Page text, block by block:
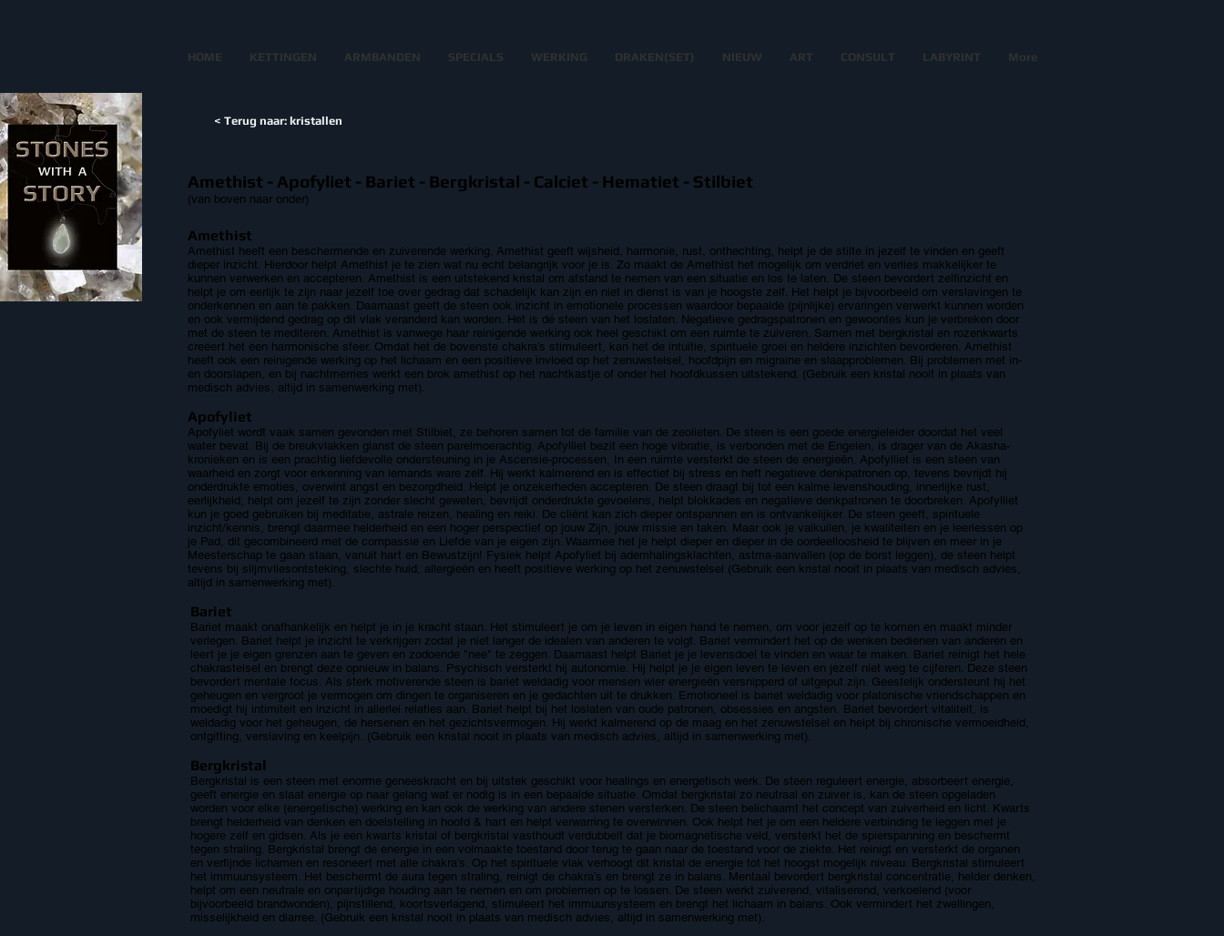
HOME KETTINGEN ARMBANDEN SPECIALS WERKING DRAKEN(SET) NIEUW ART CONSULT LABYRINT More
< Terug naar: kristallen
Amethist - Apofyliet - Bariet - Bergkristal - Calciet - Hematiet - Stilbiet
(van boven naar onder)
Amethist
Amethist heeft een beschermende en zuiverende werking. Amethist geeft wijsheid, harmonie, rust, onthechting, helpt je de stilte in jezelf te vinden en geeft
dieper inzicht. Hierdoor helpt Amethist je te zien wat nu echt belangrijk voor je is. Zo maakt de Amethist het mogelijk om verdriet en verlies makkelijker te
kunnen verwerken en accepteren. Amethist is een uitstekend kristal om afstand te nemen van een situatie en los te laten. De steen bevordert zelfinzicht en
helpt je om eerlijk te zijn naar jezelf toe over gedrag dat schadelijk kan zijn en niet in dienst is van je hoogste zelf. Het helpt je bijvoorbeeld om verslavingen te
onderkennen en aan te pakken. Daarnaast geeft de steen ook inzicht in emotionele processen waardoor bepaalde (pijnlijke) ervaringen verwerkt kunnen worden
en ook vermijdend gedrag op dit vlak veranderd kan worden. Het is dé steen van het loslaten. Negatieve gedragspatronen en gewoontes kun je verbreken door
met de steen te mediteren. Amethist is vanwege haar reinigende werking ook heel geschikt om een ruimte te zuiveren. Samen met bergkristal en rozenkwarts
creëert het een harmonische sfeer. Omdat het de bovenste chakra’s stimuleert, kan het de intuïtie, spirituele groei en heldere inzichten bevorderen. Amethist
heeft ook een reinigende werking op het lichaam en een positieve invloed op het zenuwstelsel, hoofdpijn en migraine en slaapproblemen. Bij problemen met in-
en doorslapen, en bij nachtmerries werkt een brok amethist op het nachtkastje of onder het hoofdkussen uitstekend. (Gebruik een kristal nooit in plaats van
medisch advies, altijd in samenwerking met).
Apofyliet
Apofyliet wordt vaak samen gevonden met Stilbiet, ze behoren samen tot de familie van de zeolieten. De steen is een goede energieleider doordat het veel
water bevat. Bij de breukvlakken glanst de steen parelmoerachtig. Apofylliet bezit een hoge vibratie, is verbonden met de Engelen, is drager van de Akasha-
kronieken en is een prachtig liefdevolle ondersteuning in je Ascensie-processen, In een ruimte versterkt de steen de energieën. Apofylliet is een steen van
waarheid en zorgt voor erkenning van iemands ware zelf. Hij werkt kalmerend en is effectief bij stress en heft negatieve denkpatronen op, tevens bevrijdt hij
onderdrukte emoties, overwint angst en bezorgdheid. Helpt je onzekerheden accepteren. De steen draagt bij tot een kalme levenshouding, innerlijke rust,
eerlijkheid, helpt om jezelf te zijn zonder slecht geweten, bevrijdt onderdrukte gevoelens, helpt blokkades en negatieve denkpatronen te doorbreken. Apofylliet
kun je goed gebruiken bij meditatie, astrale reizen, healing en reiki. De cliënt kan zich dieper ontspannen en is ontvankelijker. De steen geeft, spirituele
inzicht/kennis, brengt daarmee helderheid en een hoger perspectief op jouw Zijn, jouw missie en taken. Maar ook je valkuilen, je kwaliteiten en je leerlessen op
je Pad, dit gecombineerd met de compassie en Liefde van je eigen zijn. Waarmee het je helpt dieper en dieper in de oordeelloosheid te blijven en meer in je
Meesterschap te gaan staan, vanuit hart en Bewustzijn! Fysiek helpt Apofyliet bij ademhalingsklachten, astma-aanvallen (op de borst leggen), de steen helpt
tevens bij slijmvliesontsteking, slechte huid, allergieën en heeft positieve werking op het zenuwstelsel (Gebruik een kristal nooit in plaats van medisch advies,
altijd in samenwerking met).
Bariet
Bariet maakt onafhankelijk en helpt je in je kracht staan. Het stimuleert je om je leven in eigen hand te nemen, om voor jezelf op te komen en maakt minder
verlegen. Bariet helpt je inzicht te verkrijgen zodat je niet langer de idealen van anderen te volgt. Bariet vermindert het op de wenken bedienen van anderen en
leert je je eigen grenzen aan te geven en zodoende "nee" te zeggen. Daarnaast helpt Bariet je je levensdoel te vinden en waar te maken. Bariet reinigt het hele
chakrastelsel en brengt deze opnieuw in balans. Psychisch versterkt hij autonomie. Hij helpt je je eigen leven te leven en jezelf niet weg te cijferen. Deze steen
bevordert mentale focus. Als sterk motiverende steen is bariet weldadig voor mensen wier energieën versnipperd of uitgeput zijn. Geestelijk ondersteunt hij het
geheugen en vergroot je vermogen om dingen te organiseren en je gedachten uit te drukken. Emotioneel is bariet weldadig voor platonische vriendschappen en
moedigt hij intimiteit en inzicht in allerlei relaties aan. Bariet helpt bij het loslaten van oude patronen, obsessies en angsten. Bariet bevordert vitaliteit, is
weldadig voor het geheugen, de hersenen en het gezichtsvermogen. Hij werkt kalmerend op de maag en het zenuwstelsel en helpt bij chronische vermoeidheid,
ontgifting, verslaving en keelpijn. (Gebruik een kristal nooit in plaats van medisch advies, altijd in samenwerking met).
Bergkristal
Bergkristal is een steen met enorme geneeskracht en bij uitstek geschikt voor healings en energetisch werk. De steen reguleert energie, absorbeert energie,
geeft energie en slaat energie op naar gelang wat er nodig is in een bepaalde situatie. Omdat bergkristal zo neutraal en zuiver is, kan de steen opgeladen
worden voor elke (energetische) werking en kan ook de werking van andere stenen versterken. De steen belichaamt het concept van zuiverheid en licht. Kwarts
brengt helderheid van denken en doelstelling in hoofd & hart en helpt verwarring te overwinnen. Ook helpt het je om een heldere verbinding te leggen met je
hogere zelf en gidsen. Als je een kwarts kristal of bergkristal vasthoudt verdubbelt dat je biomagnetische veld, versterkt het de spierspanning en beschermt
tegen straling. Bergkristal brengt de energie in een volmaakte toestand door terug te gaan naar de toestand voor de ziekte. Het reinigt en versterkt de organen
en verfijnde lichamen en resoneert met alle chakra’s. Op het spirituele vlak verhoogt dit kristal de energie tot het hoogst mogelijk niveau. Bergkristal stimuleert
het immuunsysteem. Het beschermt de aura tegen straling, reinigt de chakra’s en brengt ze in balans. Mentaal bevordert bergkristal concentratie, helder denken,
helpt om een neutrale en onpartijdige houding aan te nemen en om problemen op te lossen. De steen werkt zuiverend, vitaliserend, verkoelend (voor
bijvoorbeeld brandwonden), pijnstillend, koortsverlagend, stimuleert het immuunsysteem en brengt het lichaam in balans. Ook vermindert het zwellingen,
misselijkheid en diarree. (Gebruik een kristal nooit in plaats van medisch advies, altijd in samenwerking met).